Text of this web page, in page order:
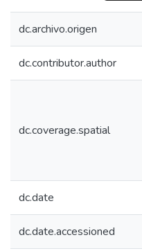
dc.archivo.origen
dc.contributor.author
dc.coverage.spatial
dc.date
dc.date.accessioned